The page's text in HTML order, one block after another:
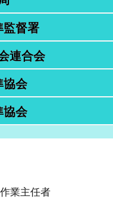
監督署
連合会
協会
協会
業主任者